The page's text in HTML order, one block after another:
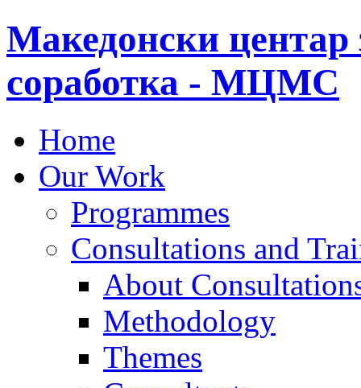
Македонски центар
соработка - МЦМС
Home
Our Work
Programmes
Consultations and
About
Methodology
Themes